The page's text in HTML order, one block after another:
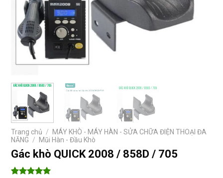
Trang chủ /
MÁY KHÒ - MÁY HÀN - SỬA CHỮA ĐIỆN THOẠI ĐA
NĂNG / Mũi Hàn - Đầu Khò
Gác khò QUICK 2008 / 858D / 705